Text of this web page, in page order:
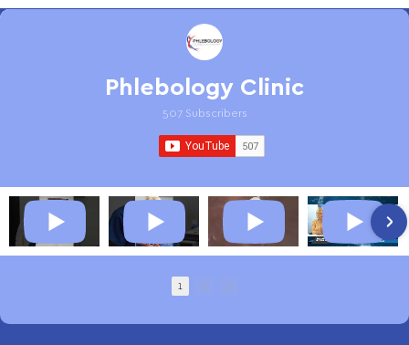
Phlebology Clinic
507 Subscribers
1 2